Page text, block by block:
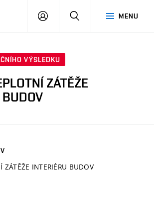
MENU
PŘIHLÁSIT
VÝSLEDKU
ZÁTĚŽE
BUDOV
ZÁTĚŽE INTERIÉRU BUDOV